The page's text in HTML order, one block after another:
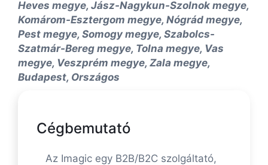
Heves megye, Jász-Nagykun-Szolnok megye,
Komárom-Esztergom megye, Nógrád megye,
Pest megye, Somogy megye, Szabolcs-
Szatmár-Bereg megye, Tolna megye, Vas
megye, Veszprém megye, Zala megye,
Budapest, Országos
Cégbemutató
Az Imagic egy B2B/B2C szolgáltató,